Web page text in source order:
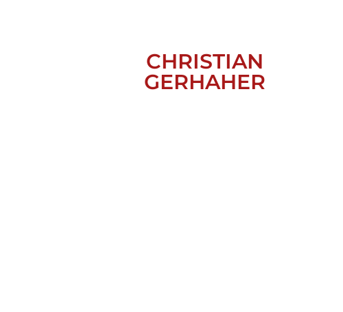
CHRISTIAN
GERHAHER